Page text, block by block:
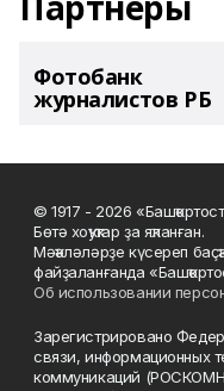
Фотобанк
журналистов РБ
© 1917 - 2026
Бөтә хоҡуҡтар ҙа яҡланған.
Мәҡәләләрҙе күсереп
файҙаланғанда
Об использовании
Зарегистрировано
связи, информационных
коммуникаций